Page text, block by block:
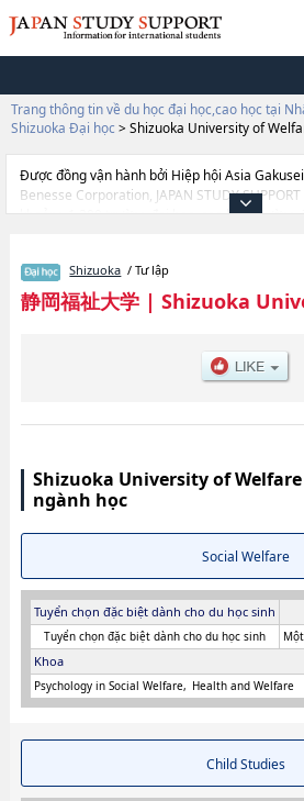
Trang thông tin về du học đại học,cao học tại
Shizuoka Đại học > Shizuoka University of
Được đồng vận hành bởi Hiệp hội Asia
Benesse Corporation, JAPAN STUDY
khoảng 1.300 trường đại học, cao học, trường
thông tin cần thiết dành cho du học sinh, như
WelfarehoặcNgành Child Studies, thông tin
liên quan đến thi tuyển như số lượng tuyển
Shizuoka / Tư lập
静岡福祉大学| Shizuoka
Shizuoka University of
ngành học
Social Welfare
Tuyển chọn đặc biệt dành cho du học sinh
Tuyển chọn đặc biệt dành cho du học sinh
Khoa
Psychology in Social Welfare Health and Welfare
Child Studies